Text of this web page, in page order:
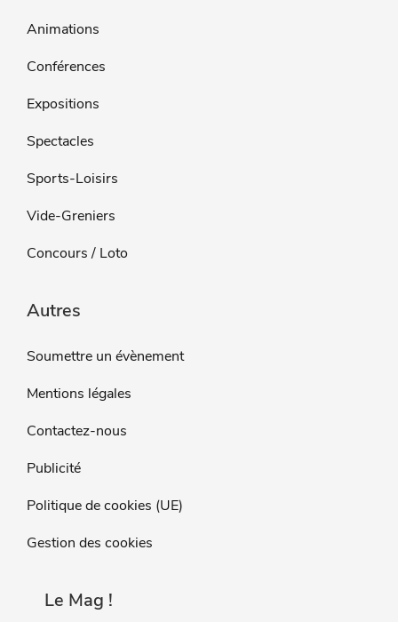
Animations
Conférences
Expositions
Spectacles
Sports-Loisirs
Vide-Greniers
Concours / Loto
Autres
Soumettre un évènement
Mentions légales
Contactez-nous
Publicité
Politique de cookies (UE)
Gestion des cookies
Le Mag !